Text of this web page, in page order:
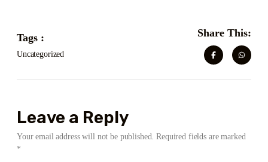
Tags :
Uncategorized
Share This:
Leave a Reply
Your email address will not be published. Required fields are marked
*